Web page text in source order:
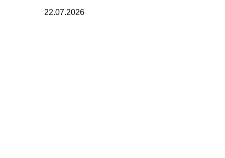
22.07.2026